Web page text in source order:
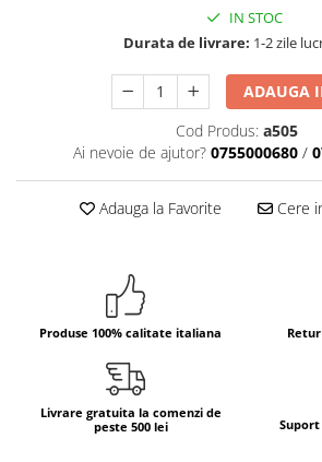
Produse de panificatie
Produse de patiserie
IN STOC
Durata de livrare: 1-2 zile
ADAUGA
Cod Produs: a505
Ai nevoie de ajutor? 0755000680 /
Adauga la Favorite Cere
Produse 100% calitate italiana
Livrare gratuita la comenzi de
peste 500 lei
Suport